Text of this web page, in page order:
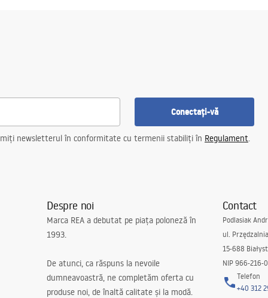
Conectați-vă
newsletterul în conformitate cu termenii stabiliți în Regulament.
Despre noi
Marca REA a debutat pe piața poloneză în
1993.
De atunci, ca răspuns la nevoile
dumneavoastră, ne completăm oferta cu
produse noi, de înaltă calitate și la modă.
Contact
Podlasiak
ul.
15-688
NIP 966-216-
Telefon
+40 312